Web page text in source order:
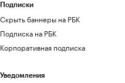
Подписки
Скрыть баннеры на РБК
Подписка на РБК
Корпоративная подписка
Уведомления